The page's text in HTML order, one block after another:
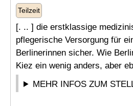
Teilzeit
[. .. ] die erstklassige
pflegerische Versorgung für
Berlinerinnen sicher. Wie
Kiez ein wenig anders, aber
MEHR INFOS ZUM